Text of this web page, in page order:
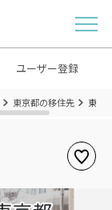
ユーザー登録
東京都の移住先 東京